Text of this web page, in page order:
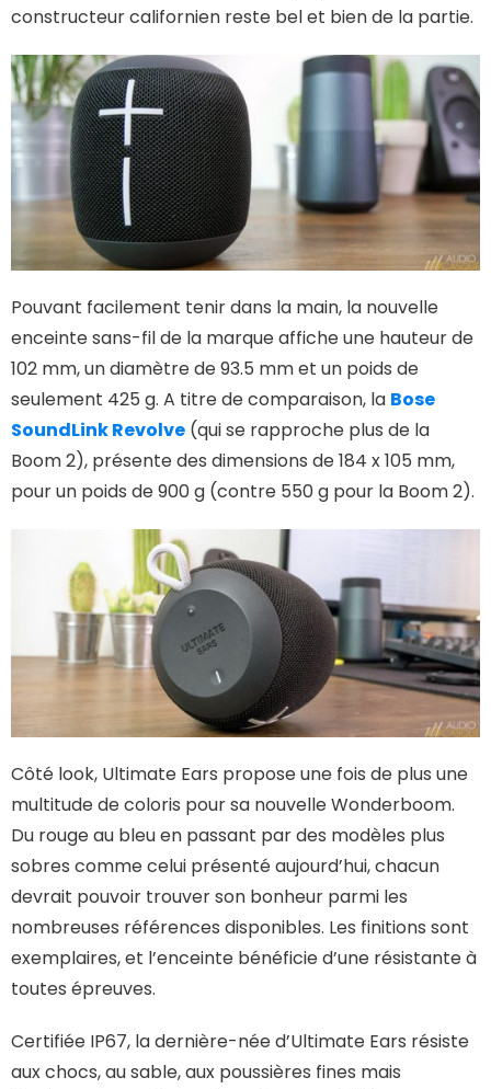
constructeur californien reste bel et bien de la partie.
Pouvant facilement tenir dans la main, la nouvelle
enceinte sans-fil de la marque affiche une hauteur de
102 mm, un diamètre de 93.5 mm et un poids de
seulement 425 g. A titre de comparaison, la Bose
SoundLink Revolve (qui se rapproche plus de la
Boom 2), présente des dimensions de 184 x 105 mm,
pour un poids de 900 g (contre 550 g pour la Boom 2).
Côté look, Ultimate Ears propose une fois de plus une
multitude de coloris pour sa nouvelle Wonderboom.
Du rouge au bleu en passant par des modèles plus
sobres comme celui présenté aujourd’hui, chacun
devrait pouvoir trouver son bonheur parmi les
nombreuses références disponibles. Les finitions sont
exemplaires, et l’enceinte bénéficie d’une résistante à
toutes épreuves.
Certifiée IP67, la dernière-née d’Ultimate Ears résiste
aux chocs, au sable, aux poussières fines mais